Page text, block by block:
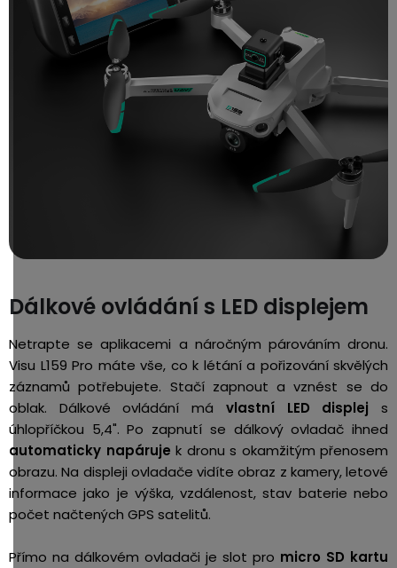
Dálkové ovládání s LED displejem
Netrapte se aplikacemi a náročným párováním dronu.
Visu L159 Pro máte vše, co k létání a pořizování skvělých
záznamů potřebujete. Stačí zapnout a vznést se do
oblak. Dálkové ovládání má vlastní LED displej s
úhlopříčkou 5,4". Po zapnutí se dálkový ovladač ihned
automaticky napáruje k dronu s okamžitým přenosem
obrazu. Na displeji ovladače vidíte obraz z kamery, letové
informace jako je výška, vzdálenost, stav baterie nebo
počet načtených GPS satelitů.
Přímo na dálkovém ovladači je slot pro micro SD kartu